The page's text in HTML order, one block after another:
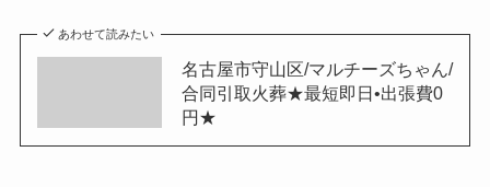
あわせて読みたい
名古屋市守山区/マルチーズちゃん/
合同引取火葬★最短即日•出張費0
円★